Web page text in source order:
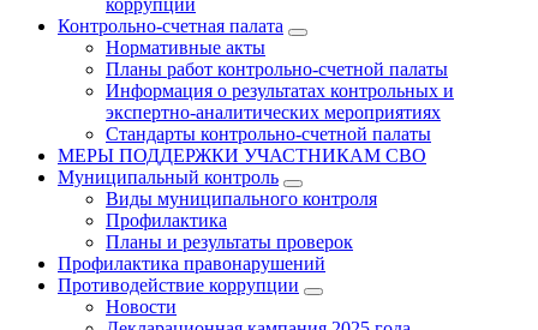
коррупции
Контрольно-счетная палата
Нормативные акты
Планы работ контрольно-счетной палаты
Информация о результатах контрольных и
экспертно-аналитических мероприятиях
Стандарты контрольно-счетной палаты
МЕРЫ ПОДДЕРЖКИ УЧАСТНИКАМ СВО
Муниципальный контроль
Виды муниципального контроля
Профилактика
Планы и результаты проверок
Профилактика правонарушений
Противодействие коррупции
Новости